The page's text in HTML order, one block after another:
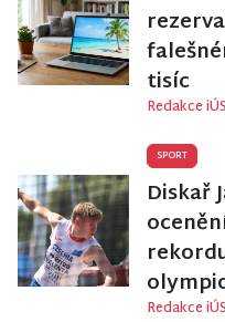
tisíc
Redakce
SPORT
Diskař
Redakce